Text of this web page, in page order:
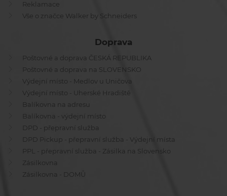
Reklamace
Vše o značce Walker by Schneiders
Doprava
Poštovné a doprava ČESKÁ REPUBLIKA
Poštovné a doprava na SLOVENSKO
Výdejní místo - Medlov u Uničova
Výdejní místo - Uherské Hradiště
Balíkovna na adresu
Balíkovna - výdejní místo
DPD - přepravní služba
DPD Pickup - přepravní služba - Výdejní místa
PPL - přepravní služba - Zásilka na Slovensko
Zásilkovna
Zásilkovna - DOMŮ